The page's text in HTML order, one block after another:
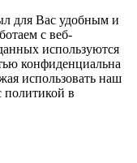
для Вас удобным и
с веб-
используются
конфиденциальна
использовать наш
политикой в